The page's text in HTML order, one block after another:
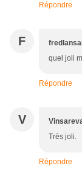
Répondre
F
quel joli
Répondre
V
Très joli.
Répondre